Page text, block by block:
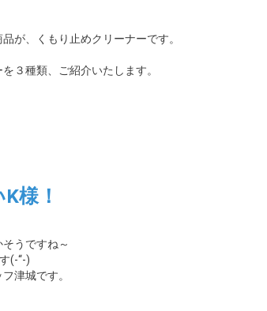
が、くもり止めクリーナーです。
３種類、ご紹介いたします。
様！
うですね～
(-“-)
津城です。